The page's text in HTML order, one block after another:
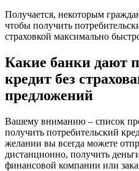
Получается, некоторым
чтобы получить
страховкой максимально
Какие банки дают
кредит без
предложений
Вашему вниманию – список
получить потребительский
желании вы всегда можете
дистанционно, получить
финансовой компании или